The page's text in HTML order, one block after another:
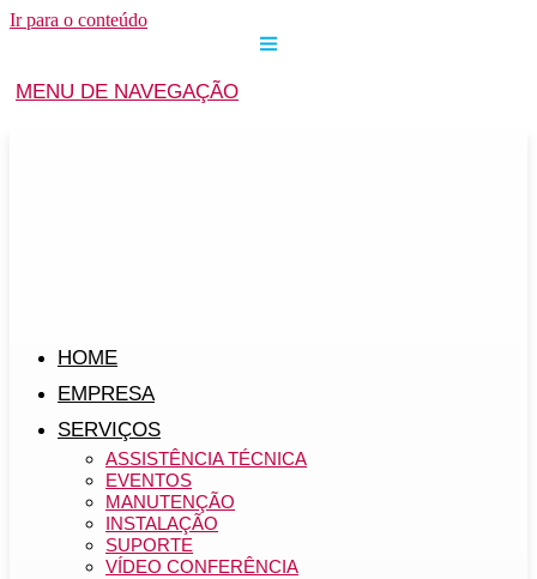
Ir para o conteúdo
MENU DE NAVEGAÇÃO
HOME
EMPRESA
SERVIÇOS
ASSISTÊNCIA TÉCNICA
EVENTOS
MANUTENÇÃO
INSTALAÇÃO
SUPORTE
VÍDEO CONFERÊNCIA